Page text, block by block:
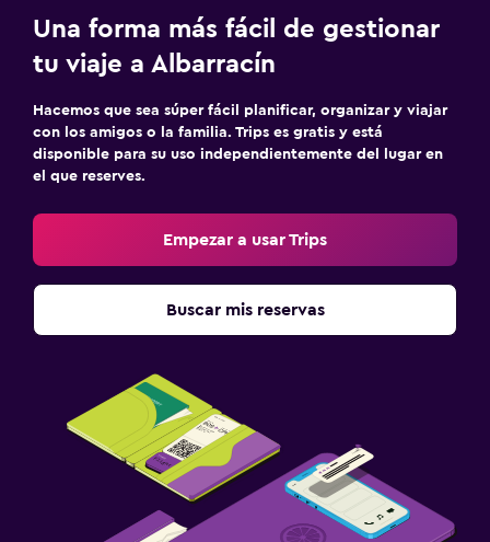
Una forma más fácil de gestionar
tu viaje a Albarracín
Hacemos que sea súper fácil planificar, organizar y viajar
con los amigos o la familia. Trips es gratis y está
disponible para su uso independientemente del lugar en
el que reserves.
Empezar a usar Trips
Buscar mis reservas